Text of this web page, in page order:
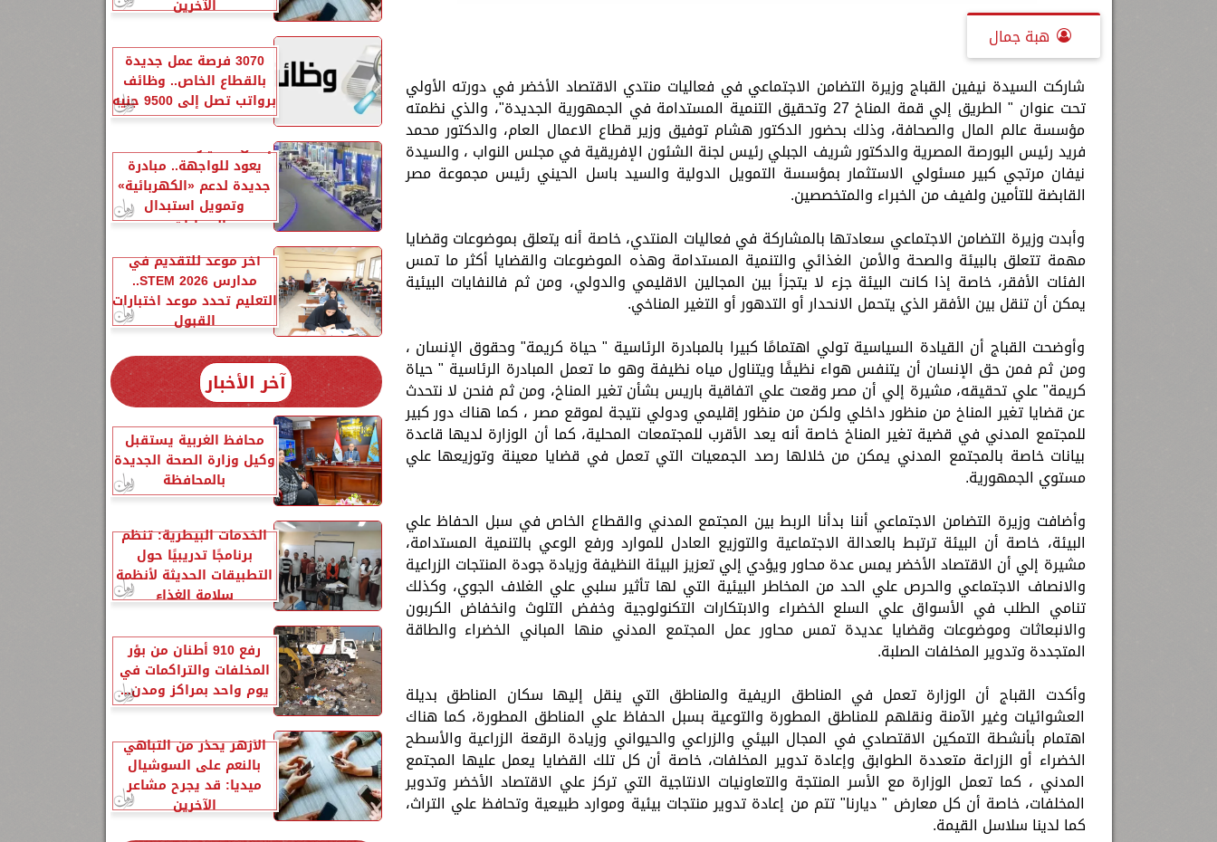
هبة جمال
شاركت السيدة نيفين القباج وزيرة التضامن الاجتماعي في فعاليات منتدي الاقتصاد الأخضر في دورته الأولي
تحت عنوان " الطريق إلي قمة المناخ 27 وتحقيق التنمية المستدامة في الجمهورية الجديدة"، والذي نظمته
مؤسسة عالم المال والصحافة، وذلك بحضور الدكتور هشام توفيق وزير قطاع الاعمال العام، والدكتور محمد
فريد رئيس البورصة المصرية والدكتور شريف الجبلي رئيس لجنة الشئون الإفريقية في مجلس النواب ، والسيدة
نيفان مرتجي كبير مسئولي الاستثمار بمؤسسة التمويل الدولية والسيد باسل الحيني رئيس مجموعة مصر
القابضة للتأمين ولفيف من الخبراء والمتخصصين.
وأبدت وزيرة التضامن الاجتماعي سعادتها بالمشاركة في فعاليات المنتدي، خاصة أنه يتعلق بموضوعات وقضايا
مهمة تتعلق بالبيئة والصحة والأمن الغذائي والتنمية المستدامة وهذه الموضوعات والقضايا أكثر ما تمس
الفئات الأفقر، خاصة إذا كانت البيئة جزء لا يتجزأ بين المجالين الاقليمي والدولي، ومن ثم فالنفايات البيئية
يمكن أن تنقل بين الأفقر الذي يتحمل الانحدار أو التدهور أو التغير المناخي.
وأوضحت القباج أن القيادة السياسية تولي اهتمامًا كبيرا بالمبادرة الرئاسية " حياة كريمة" وحقوق الإنسان ،
ومن ثم فمن حق الإنسان أن يتنفس هواء نظيفًا ويتناول مياه نظيفة وهو ما تعمل المبادرة الرئاسية " حياة
كريمة" علي تحقيقه، مشيرة إلي أن مصر وقعت علي اتفاقية باريس بشأن تغير المناخ، ومن ثم فنحن لا نتحدث
عن قضايا تغير المناخ من منظور داخلي ولكن من منظور إقليمي ودولي نتيجة لموقع مصر ، كما هناك دور كبير
للمجتمع المدني في قضية تغير المناخ خاصة أنه يعد الأقرب للمجتمعات المحلية، كما أن الوزارة لديها قاعدة
بيانات خاصة بالمجتمع المدني يمكن من خلالها رصد الجمعيات التي تعمل في قضايا معينة وتوزيعها علي
مستوي الجمهورية.
وأضافت وزيرة التضامن الاجتماعي أننا بدأنا الربط بين المجتمع المدني والقطاع الخاص في سبل الحفاظ علي
البيئة، خاصة أن البيئة ترتبط بالعدالة الاجتماعية والتوزيع العادل للموارد ورفع الوعي بالتنمية المستدامة،
مشيرة إلي أن الاقتصاد الأخضر يمس عدة محاور ويؤدي إلي تعزيز البيئة النظيفة وزيادة جودة المنتجات الزراعية
والانصاف الاجتماعي والحرص علي الحد من المخاطر البيئية التي لها تأثير سلبي علي الغلاف الجوي، وكذلك
تنامي الطلب في الأسواق علي السلع الخضراء والابتكارات التكنولوجية وخفض التلوث وانخفاض الكربون
والانبعاثات وموضوعات وقضايا عديدة تمس محاور عمل المجتمع المدني منها المباني الخضراء والطاقة
المتجددة وتدوير المخلفات الصلبة.
وأكدت القباج أن الوزارة تعمل في المناطق الريفية والمناطق التي ينقل إليها سكان المناطق بديلة
العشوائيات وغير الآمنة ونقلهم للمناطق المطورة والتوعية بسبل الحفاظ علي المناطق المطورة، كما هناك
اهتمام بأنشطة التمكين الاقتصادي في المجال البيئي والزراعي والحيواني وزيادة الرقعة الزراعية والأسطح
الخضراء أو الزراعة متعددة الطوابق وإعادة تدوير المخلفات، خاصة أن كل تلك القضايا يعمل عليها المجتمع
المدني ، كما تعمل الوزارة مع الأسر المنتجة والتعاونيات الانتاجية التي تركز علي الاقتصاد الأخضر وتدوير
المخلفات، خاصة أن كل معارض " ديارنا" تتم من إعادة تدوير منتجات بيئية وموارد طبيعية وتحافظ علي التراث،
كما لدينا سلاسل القيمة.
الآخرين
3070 فرصة عمل جديدة
بالقطاع الخاص.. وظائف
برواتب تصل إلى 9500 جنيه
إحلال السيارات المتهالكة
يعود للواجهة.. مبادرة
جديدة لدعم «الكهربائية»
وتمويل استبدال
السيارات...
آخر موعد للتقديم في
مدارس STEM 2026..
التعليم تحدد موعد اختبارات
القبول
آخر الأخبار
محافظ الغربية يستقبل
وكيل وزارة الصحة الجديدة
بالمحافظة
الخدمات البيطرية: تنظم
برنامجًا تدريبيًا حول
التطبيقات الحديثة لأنظمة
سلامة الغذاء
رفع 910 أطنان من بؤر
المخلفات والتراكمات في
يوم واحد بمراكز ومدن...
الأزهر يحذر من التباهي
بالنعم على السوشيال
ميديا: قد يجرح مشاعر
الآخرين